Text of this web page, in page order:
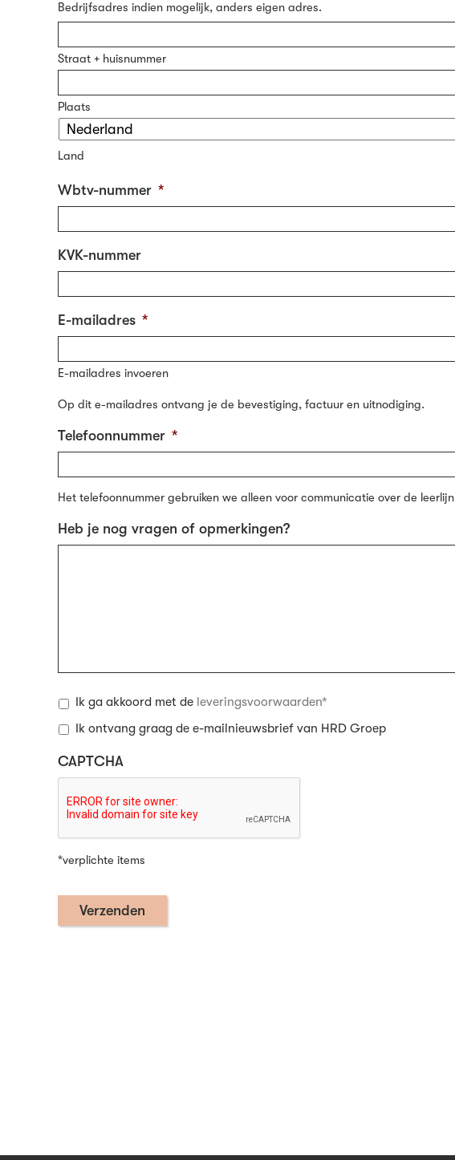
Bedrijfsadres indien mogelijk, anders eigen adres.
Straat + huisnummer
Plaats
Land
Wbtv-nummer *
KVK-nummer
E-mailadres *
E-mailadres invoeren
Op dit e-mailadres ontvang je de bevestiging, factuur en uitnodiging.
Telefoonnummer *
Het telefoonnummer gebruiken we alleen voor communicatie over de leerlijn
Heb je nog vragen of opmerkingen?
Ik ga akkoord met de leveringsvoorwaarden*
Ik ontvang graag de e-mailnieuwsbrief van HRD Groep
CAPTCHA
*verplichte items